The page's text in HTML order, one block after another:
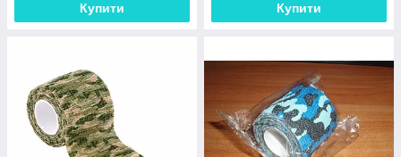
Купити Купити